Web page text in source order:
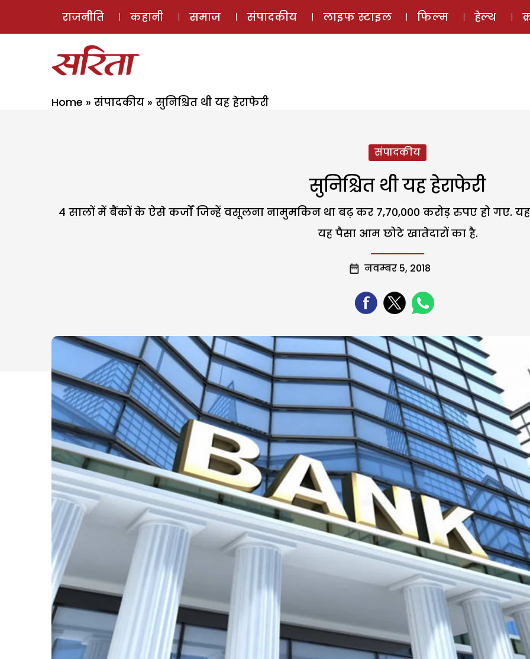
ई-मैगज़ीन
राजनीति कहानी समाज संपादकीय लाइफ स्टाइल फिल्म हेल्थ
Home » संपादकीय » सुनिश्चित थी यह हेराफेरी
संपादकीय
सुनिश्चित थी यह हेराफेरी
4 सालों में बैंकों के ऐसे कर्जों जिन्हें वसूलना नामुमकिन था बढ़ कर 7,70,000 करोड़ रुपए हो गए.
यह पैसा आम छोटे खातेदारों का है.
नवम्बर 5, 2018